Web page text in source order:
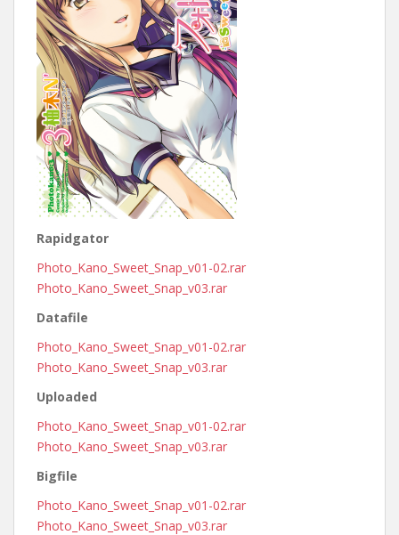
Rapidgator
Photo_Kano_Sweet_Snap_v01-02.rar
Photo_Kano_Sweet_Snap_v03.rar
Datafile
Photo_Kano_Sweet_Snap_v01-02.rar
Photo_Kano_Sweet_Snap_v03.rar
Uploaded
Photo_Kano_Sweet_Snap_v01-02.rar
Photo_Kano_Sweet_Snap_v03.rar
Bigfile
Photo_Kano_Sweet_Snap_v01-02.rar
Photo_Kano_Sweet_Snap_v03.rar